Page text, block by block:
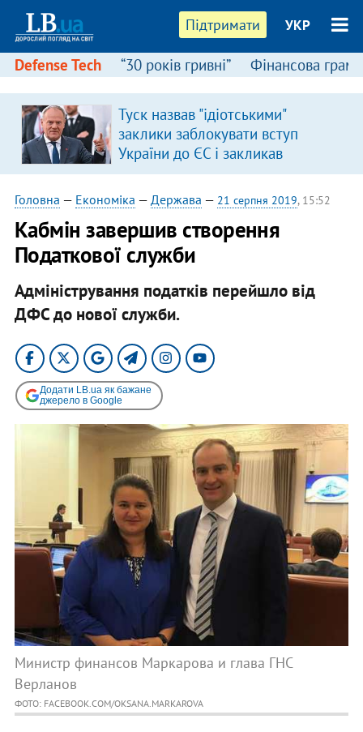
Підтримати УКР
Defense Tech “30 років гривні” Фінансова
Туск назвав "ідіотськими"
заклики заблокувати вступ
України до ЄС і закликав
припинити антиукраїнську
риторику
Головна — Економіка — Держава — 21 серпня 2019, 15:52
Кабмін завершив створення
Податкової служби
Адміністрування податків перейшло від
ДФС до нової служби.
Додати LB.ua як бажане
джерело в Google
Министр финансов Маркарова и глава ГНС
Верланов
ФОТО: FACEBOOK.COM/OKSANA.MARKAROVA